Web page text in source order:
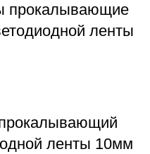
прокалывающие
ленты
ленты 10мм